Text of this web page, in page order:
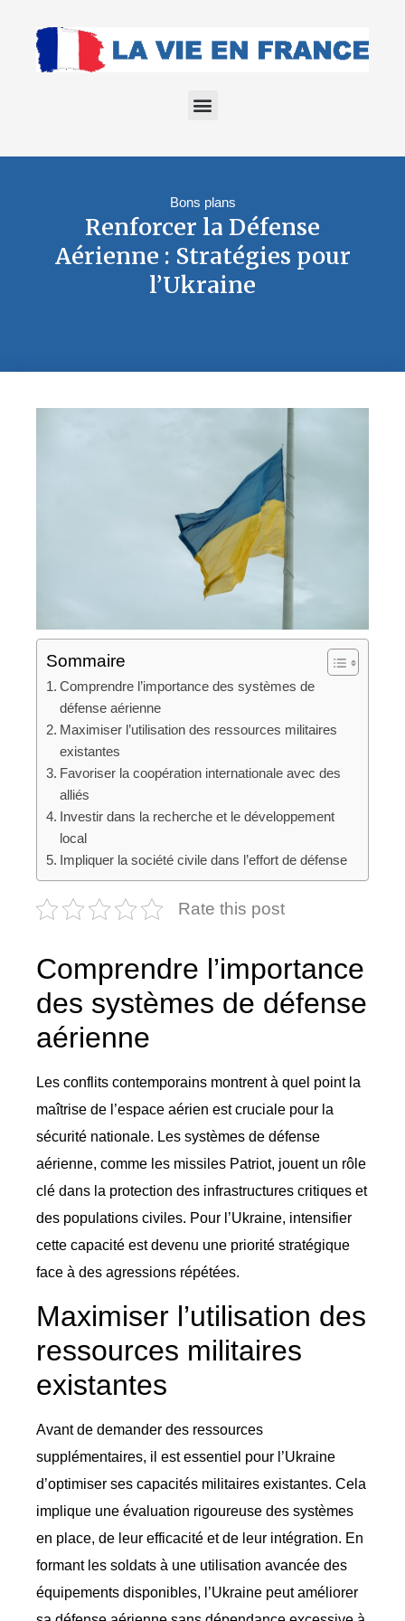
Bons plans
Renforcer la Défense
Aérienne : Stratégies pour
l’Ukraine
Sommaire
Comprendre l’importance des systèmes de
défense aérienne
Maximiser l’utilisation des ressources militaires
existantes
Favoriser la coopération internationale avec des
alliés
Investir dans la recherche et le développement
local
Impliquer la société civile dans l’effort de défense
Rate this post
Comprendre l’importance
des systèmes de défense
aérienne
Les conflits contemporains montrent à quel point la
maîtrise de l’espace aérien est cruciale pour la
sécurité nationale. Les systèmes de défense
aérienne, comme les missiles Patriot, jouent un rôle
clé dans la protection des infrastructures critiques et
des populations civiles. Pour l’Ukraine, intensifier
cette capacité est devenu une priorité stratégique
face à des agressions répétées.
Maximiser l’utilisation des
ressources militaires
existantes
Avant de demander des ressources
supplémentaires, il est essentiel pour l’Ukraine
d’optimiser ses capacités militaires existantes. Cela
implique une évaluation rigoureuse des systèmes
en place, de leur efficacité et de leur intégration. En
formant les soldats à une utilisation avancée des
équipements disponibles, l’Ukraine peut améliorer